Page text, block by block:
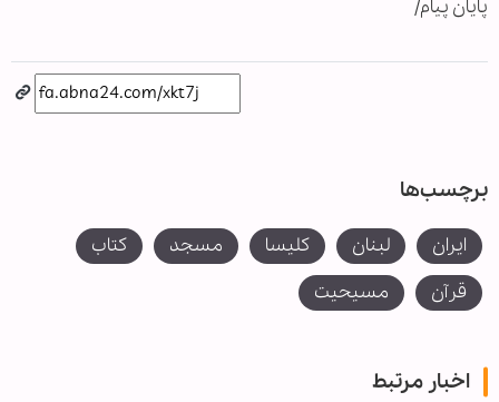
پایان پیام/
برچسب‌ها
ایران لبنان کلیسا مسجد
کتاب
قرآن
مسیحیت
اخبار مرتبط